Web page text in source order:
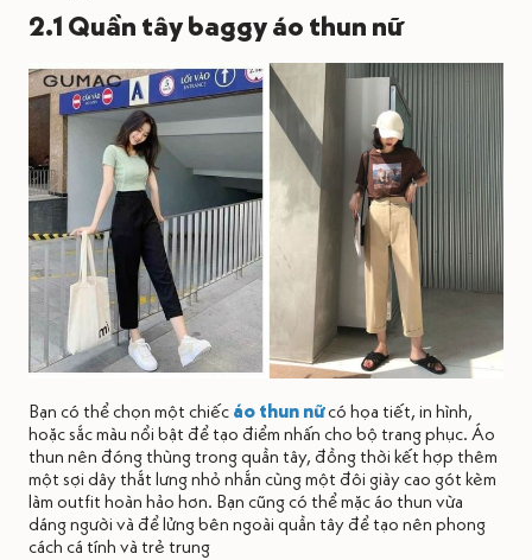
2.1 Quần tây baggy áo thun nữ
Bạn có thể chọn một chiếc áo thun nữcó họa tiết, in hình,
hoặc sắc màu nổi bật để tạo điểm nhấn cho bộ trang phục. Áo
thun nên đóng thùng trong quần tây, đồng thời kết hợp thêm
một sợi dây thắt lưng nhỏ nhắn cùng một đôi giày cao gót kèm
làm outfit hoàn hảo hơn. Bạn cũng có thể mặc áo thun vừa
dáng người và để lửng bên ngoài quần tây để tạo nên phong
cách cá tính và trẻ trung